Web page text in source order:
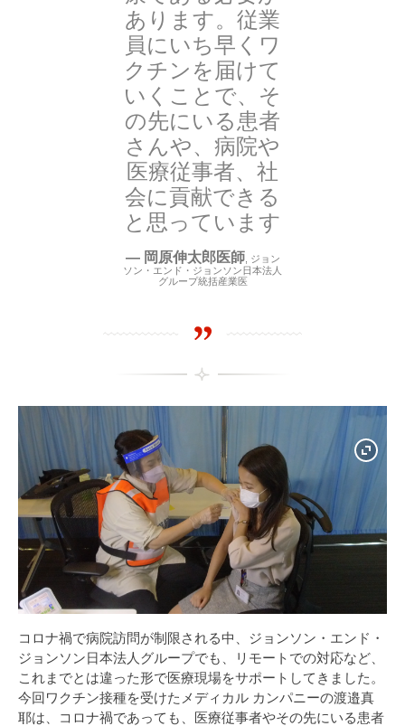
あります。従業
員にいち早くワ
クチンを届けて
いくことで、そ
の先にいる患者
さんや、病院や
医療従事者、社
会に貢献できる
と思っています
— 岡原伸太郎医師, ジョン
ソン・エンド・ジョンソン日本法人
グループ統括産業医
コロナ禍で病院訪問が制限される中、ジョンソン・エンド・
ジョンソン日本法人グループでも、リモートでの対応など、
これまでとは違った形で医療現場をサポートしてきました。
今回ワクチン接種を受けたメディカル カンパニーの渡邉真
耶は、コロナ禍であっても、医療従事者やその先にいる患者